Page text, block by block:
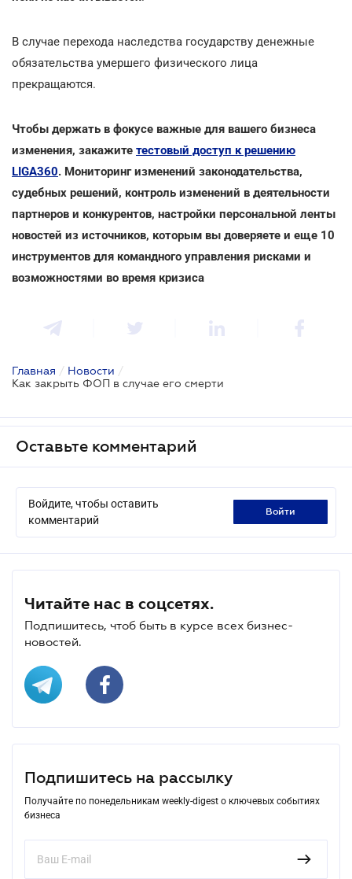
В случае перехода наследства государству денежные
обязательства умершего физического лица
прекращаются.
Чтобы держать в фокусе важные для вашего бизнеса
изменения, закажите тестовый доступ к решению
LIGA360. Мониторинг изменений законодательства,
судебных решений, контроль изменений в деятельности
партнеров и конкурентов, настройки персональной ленты
новостей из источников, которым вы доверяете и еще 10
инструментов для командного управления рисками и
возможностями во время кризиса
Главная / Новости /
Как закрыть ФОП в случае его смерти
Оставьте комментарий
Войдите, чтобы оставить
комментарий
войти
Читайте нас в соцсетях.
Подпишитесь, чтоб быть в курсе всех бизнес-
новостей.
Подпишитесь на рассылку
Получайте по понедельникам weekly-digest о ключевых событиях
бизнеса